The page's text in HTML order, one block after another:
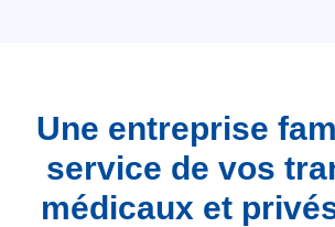
Une entreprise
service de vos
médicaux et